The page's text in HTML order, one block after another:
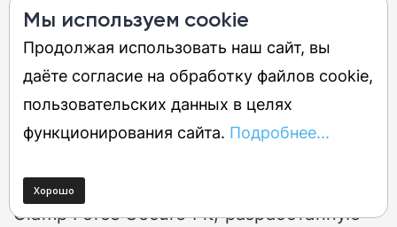
Бренд называет амбушюры
«устойчивыми к поту и воде», хотя я
нигде не смог найти официального
рейтинга IP.
технологию, которую они называют
Clamp Force Secure Fit, разработанную
Мы используем cookie
Продолжая использовать наш сайт, вы
даёте согласие на обработку файлов cookie,
пользовательских данных в целях
функционирования сайта. Подробнее...